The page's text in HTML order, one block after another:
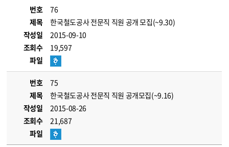
번호
76
제목
한국철도공사 전문직 직원 공개 모집(~9.30)
작성일
2015-09-10
조회수
19,597
파일
번호
75
제목
한국철도공사 전문직 직원 공개모집(~9.16)
작성일
2015-08-26
조회수
21,687
파일